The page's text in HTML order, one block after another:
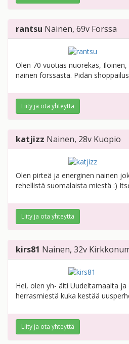
rantsu Nainen, 69v Forssa
Olen 70 vuotias nuorekas,
nainen forssasta. Pidän
Liity ja ota yhteyttä
katjizz Nainen, 28v Kuopio
Olen pirteä ja energinen nainen
rehellistä suomalaista miestä :)
Liity ja ota yhteyttä
kirs81 Nainen, 32v
Hei, olen yh- äiti Uudeltamaalta ja
herrasmiestä kuka kestää
Liity ja ota yhteyttä